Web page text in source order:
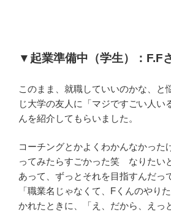
▼ 起業準備中（学生）： F.F
このまま、就職していいのかな、と
じ大学の友人に「マジですごい人い
んを紹介してもらいました。
コーチングとかよくわかんなかった
ってみたらすごかった笑 なりたい
あって、ずっとそれを目指すんだっ
「職業名じゃなくて、 F くんのやり
かれたときに、「え、だから、えっ